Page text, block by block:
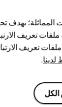
المماثلة؛
تعريف
تعريف
.